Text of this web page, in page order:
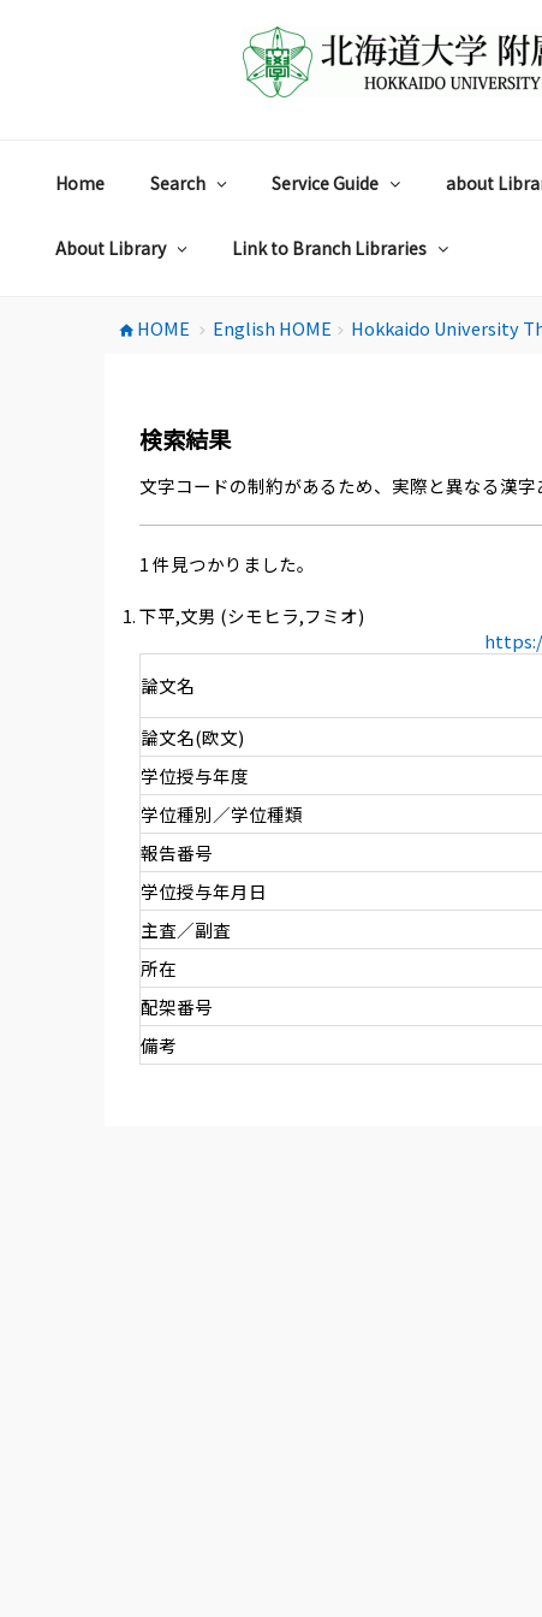
Home Search Service Guide about
About Library Link to Branch Libraries
home HOME chevron_right English HOME chevron_right Hokkaido University
検索結果
文字コードの制約があるため、実際と異なる漢
1 件見つかりました。
下平,文男 (シモヒラ,フミオ)
論文名
論文名(欧文)
学位授与年度
学位種別／学位種類
報告番号
学位授与年月日
主査／副査
所在
配架番号
備考